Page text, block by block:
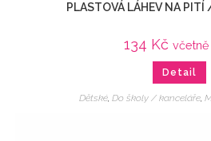
PLASTOVÁ LÁHEV NA PITÍ
134 Kč včetně
Detail
Dětské, Do školy / kanceláře,